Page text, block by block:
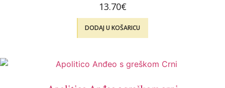
13.70€
DODAJ U KOŠARICU